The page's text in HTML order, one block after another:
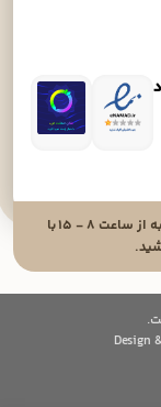
برای پیگیری سفارشات می‌توانید از شنبه تا پنجشنبه از ساعت ۸ - ۱۵ با